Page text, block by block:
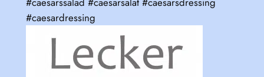
#caesardressing